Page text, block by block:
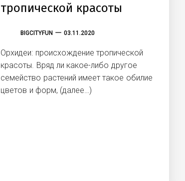
тропической красоты
BIGCITYFUN 03.11.2020
Орхидеи: происхождение тропической
красоты. Вряд ли какое-либо другое
семейство растений имеет такое обилие
цветов и форм, (далее…)